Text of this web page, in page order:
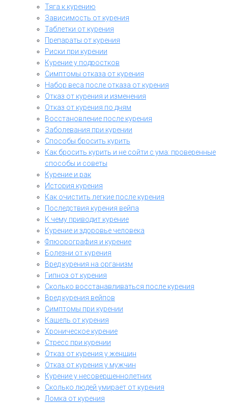
Тяга к курению
Зависимость от курения
Таблетки от курения
Препараты от курения
Риски при курении
Курение у подростков
Симптомы отказа от курения
Набор веса после отказа от курения
Отказ от курения и изменения
Отказ от курения по дням
Восстановление после курения
Заболевания при курении
Способы бросить курить
Как бросить курить и не сойти с ума: проверенные
способы и советы
Курение и рак
История курения
Как очистить легкие после курения
Последствия курения вейпа
К чему приводит курение
Курение и здоровье человека
Флюорография и курение
Болезни от курения
Вред курения на организм
Гипноз от курения
Сколько восстанавливаться после курения
Вред курения вейпов
Симптомы при курении
Кашель от курения
Хроническое курение
Стресс при курении
Отказ от курения у женщин
Отказ от курения у мужчин
Курение у несовершеннолетних
Сколько людей умирает от курения
Ломка от курения